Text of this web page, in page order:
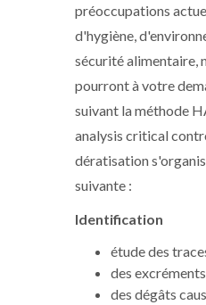
préoccupations
d'hygiène,
sécurité alimentaire,
pourront à votre
suivant la méthode
analysis critical
dératisation
suivante :
Identification
étude des
des
des dégâts